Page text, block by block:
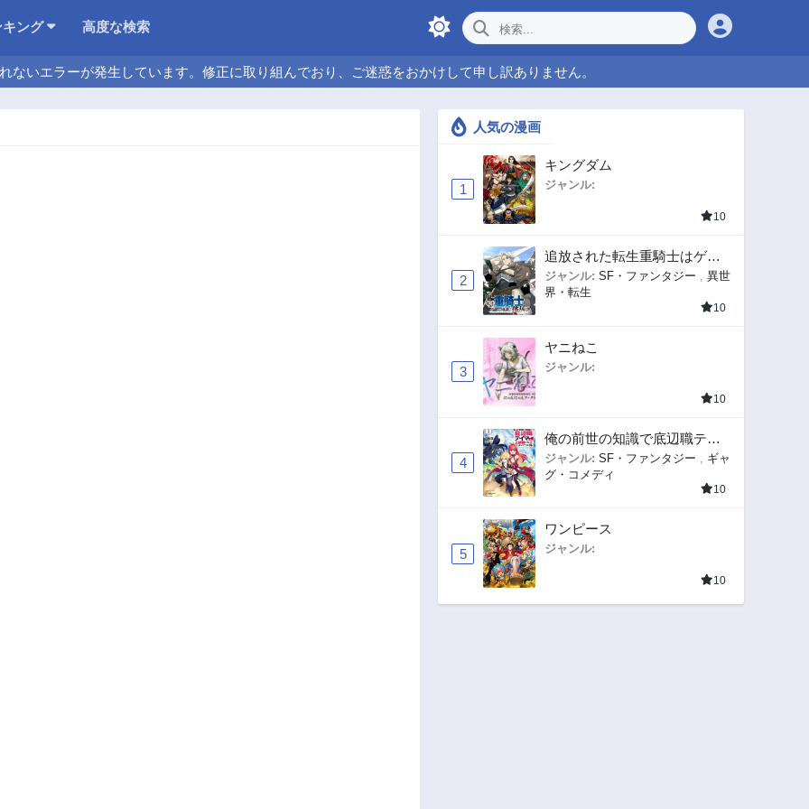
ング 高度な検索
ないエラーが発生しています。修正に取り組んでおり、ご迷惑をおかけして申し訳ありません。
人気の漫画
1
キングダム
ジャンル:
10
2
追放された転生重騎士はゲー
ム知識で無双する
ジャンル: SF・ファンタジー
異世
界・転生
10
3
ヤニねこ
ジャンル:
10
4
俺の前世の知識で底辺職テイ
マーが上級職になってしまい
そうな件
ジャンル: SF・ファンタジー
ギャ
グ・コメディ
10
5
ワンピース
ジャンル:
10